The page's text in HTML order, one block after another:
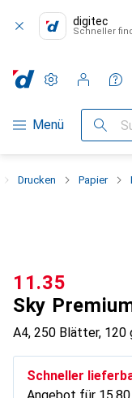
digitec
Schneller
Navigation nach
Menü Suche
Einstellungen
Kundenkonto
Vergleichslisten
Merklisten
Warenkorb
Drucken Papier
Sky
A4, 250 Blätter, 120
CHF
11.35
Schneller